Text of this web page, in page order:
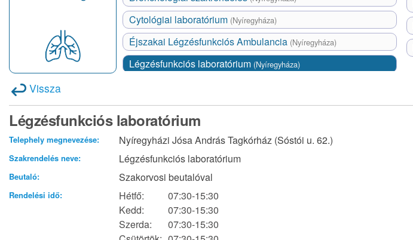
Cytológiai laboratórium (Nyíregyháza)
Éjszakai Légzésfunkciós Ambulancia (Nyíregyháza)
Légzésfunkciós laboratórium (Nyíregyháza)
Vissza
Légzésfunkciós laboratórium
Telephely megnevezése: Nyíregyházi Jósa András Tagkórház (Sóstói u. 62.)
Szakrendelés neve: Légzésfunkciós laboratórium
Beutaló: Szakorvosi beutalóval
Rendelési idő: Hétfő:
07:30-15:30
Kedd:
07:30-15:30
Szerda:
07:30-15:30